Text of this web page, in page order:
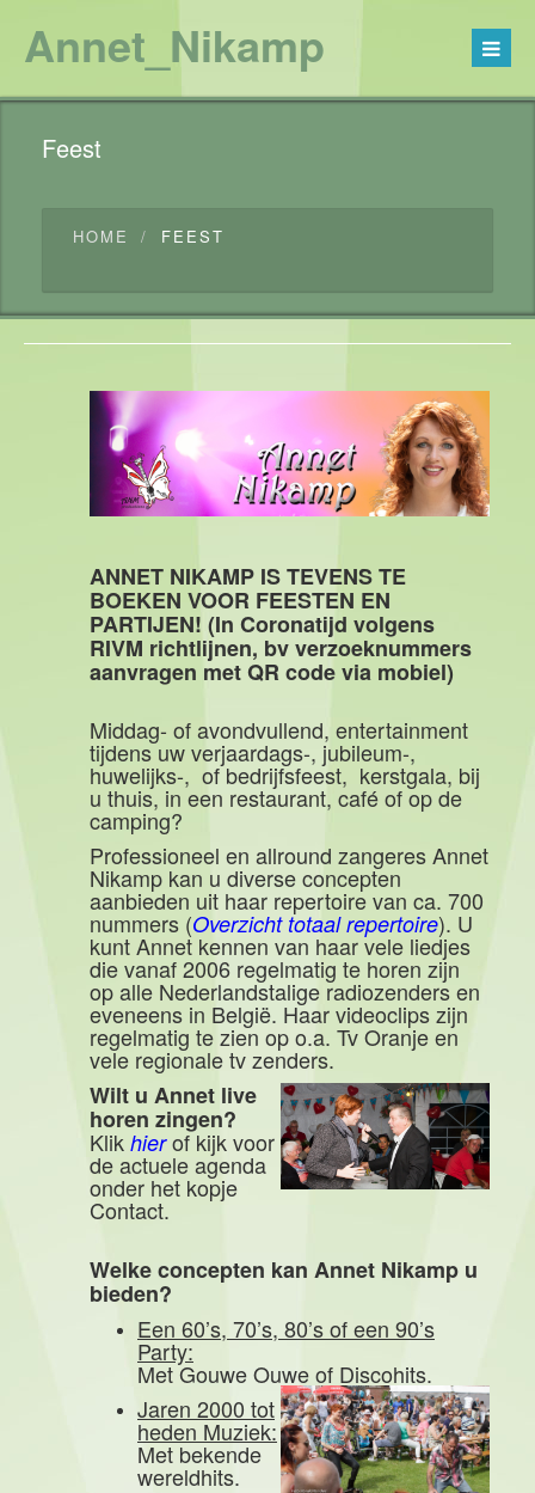
Annet_Nikamp
Feest
HOME FEEST
ANNET NIKAMP IS TEVENS TE
BOEKEN VOOR FEESTEN EN
PARTIJEN! (In Coronatijd volgens
RIVM richtlijnen, bv verzoeknummers
aanvragen met QR code via mobiel)
Middag- of avondvullend, entertainment
tijdens uw verjaardags-, jubileum-,
huwelijks-, of bedrijfsfeest, kerstgala, bij
u thuis, in een restaurant, café of op de
camping?
Professioneel en allround zangeres Annet
Nikamp kan u diverse concepten
aanbieden uit haar repertoire van ca. 700
nummers (Overzicht totaal repertoire). U
kunt Annet kennen van haar vele liedjes
die vanaf 2006 regelmatig te horen zijn
op alle Nederlandstalige radiozenders en
eveneens in België. Haar videoclips zijn
regelmatig te zien op o.a. Tv Oranje en
vele regionale tvzenders.
Wilt u Annet live
horen zingen?
Klik hier of kijk voor
de actuele agenda
onder het kopje
Contact.
Welke concepten kan Annet Nikamp u
bieden?
Een 60’s, 70’s, 80’s of een 90’s
Party:
Met Gouwe Ouwe of Discohits.
Jaren 2000 tot
heden Muziek:
Met bekende
wereldhits.